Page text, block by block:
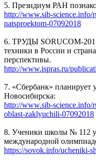
5. Президиум РАН
http://www.sib-science.info/
natsproektom-07092018
6. ТРУДЫ SORUCOM-
техники в России и
перспективы.
http://www.ispras.ru/
7. «Сбербанк» планирует
Новосибирска:
http://www.sib-science.info/
oblast-zaklyuchili-07092018
8. Ученики школы № 112
международной
https://sovok.info/ucheniki-